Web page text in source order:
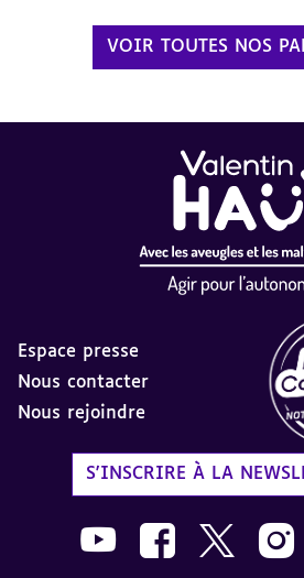
VOIR TOUTES NOS
Espace presse
Nous contacter
Nous rejoindre
S'INSCRIRE À LA
Nous suivre sur Youtube
Nous suivre sur
Nous